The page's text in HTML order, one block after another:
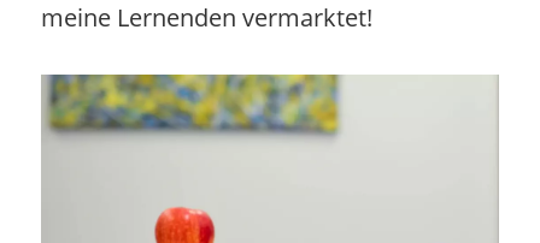
meine Lernenden vermarktet!